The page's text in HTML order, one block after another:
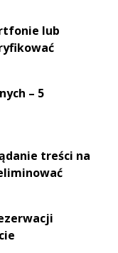
lub
– 5
treści na